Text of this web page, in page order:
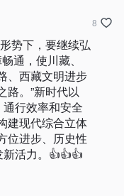
势下，要继续弘
通，使川藏、
、西藏文明进步
路。”新时代以
通行效率和安全
建现代综合立体
位进步、历史性
新活力。👍👍👍
8